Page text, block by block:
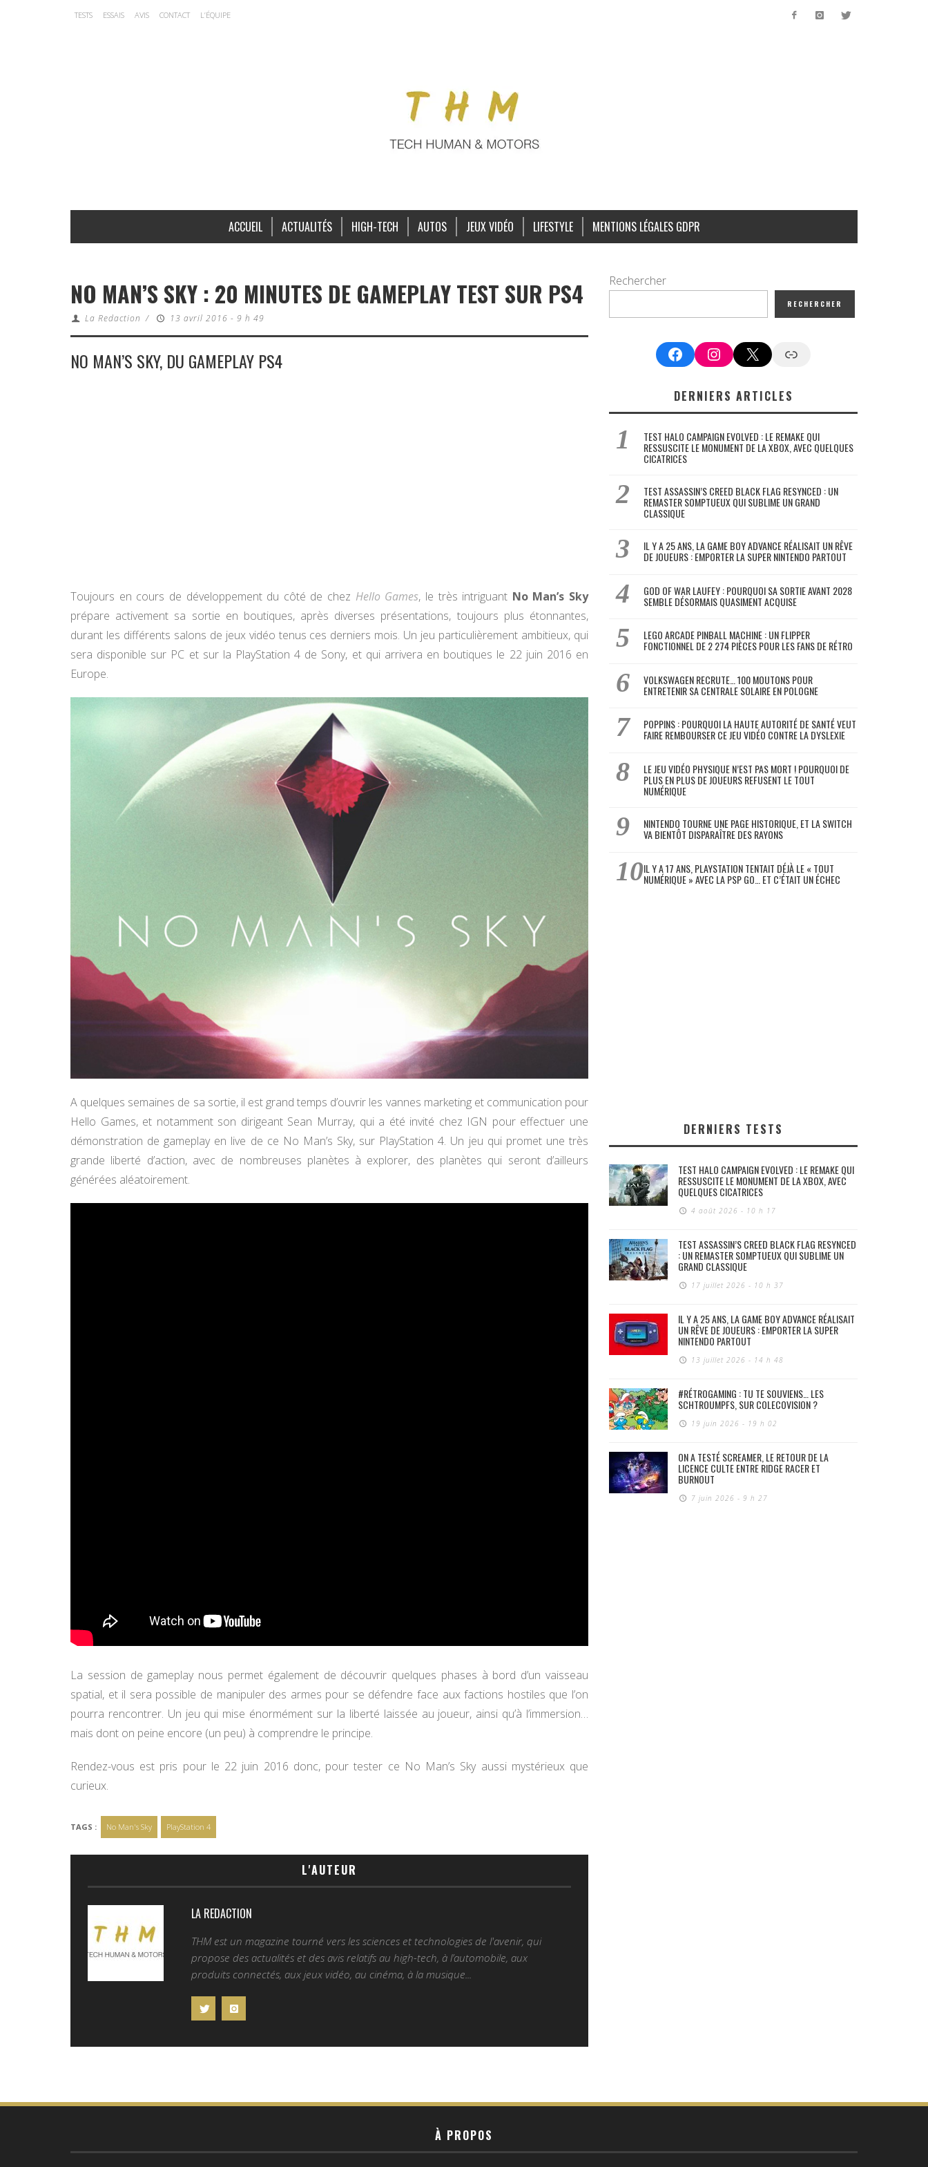
TESTS ESSAIS AVIS CONTACT L’ÉQUIPE
ACCUEIL ACTUALITÉS HIGH-TECH AUTOS JEUX VIDÉO LIFESTYLE MENTIONS LÉGALES GDPR
NO MAN’S SKY : 20 MINUTES DE GAMEPLAY TEST SUR PS4
La Redaction / 13 avril 2016 - 9 h 49
NO MAN’S SKY, DU GAMEPLAY PS4
Toujours en cours de développement du côté de chez Hello Games, le très intriguant No Man’s Sky
prépare activement sa sortie en boutiques, après diverses présentations, toujours plus étonnantes,
durant les différents salons de jeux vidéo tenus ces derniers mois. Un jeu particulièrement ambitieux, qui
sera disponible sur PC et sur la PlayStation 4 de Sony, et qui arrivera en boutiques le 22 juin 2016 en
Europe.
A quelques semaines de sa sortie, il est grand temps d’ouvrir les vannes marketing et communication pour
Hello Games, et notamment son dirigeant Sean Murray, qui a été invité chez IGN pour effectuer une
démonstration de gameplay en live de ce No Man’s Sky, sur PlayStation 4. Un jeu qui promet une très
grande liberté d’action, avec de nombreuses planètes à explorer, des planètes qui seront d’ailleurs
générées aléatoirement.
La session de gameplay nous permet également de découvrir quelques phases à bord d’un vaisseau
spatial, et il sera possible de manipuler des armes pour se défendre face aux factions hostiles que l’on
pourra rencontrer. Un jeu qui mise énormément sur la liberté laissée au joueur, ainsi qu’à l’immersion…
mais dont on peine encore (un peu) à comprendre le principe.
Rendez-vous est pris pour le 22 juin 2016 donc, pour tester ce No Man’s Sky aussi mystérieux que
curieux.
TAGS : No Man's Sky PlayStation 4
L'AUTEUR
LA REDACTION
THM est un magazine tourné vers les sciences et technologies de l'avenir, qui
propose des actualités et des avis relatifs au high-tech, à l’automobile, aux
produits connectés, aux jeux vidéo, au cinéma, à la musique...
Rechercher
RECHERCHER
FacebookInstagram
X Google News
DERNIERS ARTICLES
TEST HALO CAMPAIGN EVOLVED : LE REMAKE QUI
RESSUSCITE LE MONUMENT DE LA XBOX, AVEC QUELQUES
CICATRICES
TEST ASSASSIN’S CREED BLACK FLAG RESYNCED : UN
REMASTER SOMPTUEUX QUI SUBLIME UN GRAND
CLASSIQUE
IL Y A 25 ANS, LA GAME BOY ADVANCE RÉALISAIT UN RÊVE
DE JOUEURS : EMPORTER LA SUPER NINTENDO PARTOUT
GOD OF WAR LAUFEY : POURQUOI SA SORTIE AVANT 2028
SEMBLE DÉSORMAIS QUASIMENT ACQUISE
LEGO ARCADE PINBALL MACHINE : UN FLIPPER
FONCTIONNEL DE 2 274 PIÈCES POUR LES FANS DE RÉTRO
VOLKSWAGEN RECRUTE… 100 MOUTONS POUR
ENTRETENIR SA CENTRALE SOLAIRE EN POLOGNE
POPPINS : POURQUOI LA HAUTE AUTORITÉ DE SANTÉ VEUT
FAIRE REMBOURSER CE JEU VIDÉO CONTRE LA DYSLEXIE
LE JEU VIDÉO PHYSIQUE N’EST PAS MORT ! POURQUOI DE
PLUS EN PLUS DE JOUEURS REFUSENT LE TOUT
NUMÉRIQUE
NINTENDO TOURNE UNE PAGE HISTORIQUE, ET LA SWITCH
VA BIENTÔT DISPARAÎTRE DES RAYONS
IL Y A 17 ANS, PLAYSTATION TENTAIT DÉJÀ LE « TOUT
NUMÉRIQUE » AVEC LA PSP GO… ET C’ÉTAIT UN ÉCHEC
DERNIERS TESTS
TEST HALO CAMPAIGN EVOLVED : LE REMAKE QUI
RESSUSCITE LE MONUMENT DE LA XBOX, AVEC
QUELQUES CICATRICES
4 août 2026 - 10 h 17
TEST ASSASSIN’S CREED BLACK FLAG RESYNCED
: UN REMASTER SOMPTUEUX QUI SUBLIME UN
GRAND CLASSIQUE
17 juillet 2026 - 10 h 37
IL Y A 25 ANS, LA GAME BOY ADVANCE RÉALISAIT
UN RÊVE DE JOUEURS : EMPORTER LA SUPER
NINTENDO PARTOUT
13 juillet 2026 - 14 h 48
#RÉTROGAMING : TU TE SOUVIENS… LES
SCHTROUMPFS, SUR COLECOVISION ?
19 juin 2026 - 19 h 02
ON A TESTÉ SCREAMER, LE RETOUR DE LA
LICENCE CULTE ENTRE RIDGE RACER ET
BURNOUT
7 juin 2026 - 9 h 27
À PROPOS